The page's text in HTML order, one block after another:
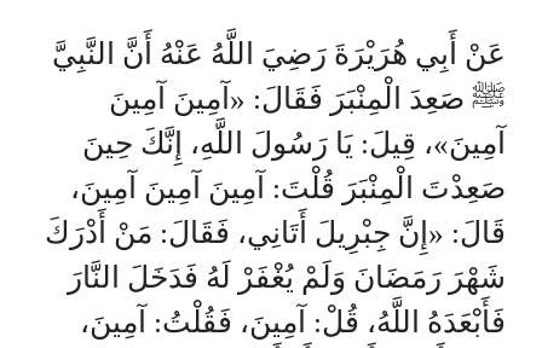
عَنْ أَبِي هُرَيْرَةَ رَضِيَ اللَّهُ عَنْهُ أَنَّ النَّبِيَّ
ﷺ صَعِدَ الْمِنْبَرَ فَقَالَ: «آمِينَ آمِينَ
آمِينَ»، قِيلَ: يَا رَسُولَ اللَّهِ، إِنَّكَ حِينَ
صَعِدْتَ الْمِنْبَرَ قُلْتَ: آمِينَ آمِينَ آمِينَ،
قَالَ: «إِنَّ جِبْرِيلَ أَتَانِي، فَقَالَ: مَنْ أَدْرَكَ
شَهْرَ رَمَضَانَ وَلَمْ يُغْفَرْ لَهُ فَدَخَلَ النَّارَ
فَأَبْعَدَهُ اللَّهُ، قُلْ: آمِينَ، فَقُلْتُ: آمِينَ،